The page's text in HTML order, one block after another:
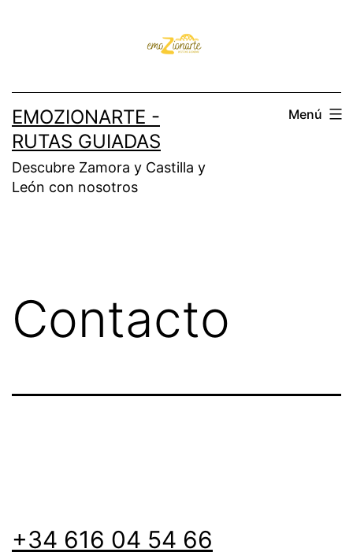
EMOZIONARTE -
RUTAS GUIADAS
Descubre Zamora y Castilla y
León con nosotros
Menú
Contacto
+34 616 04 54 66